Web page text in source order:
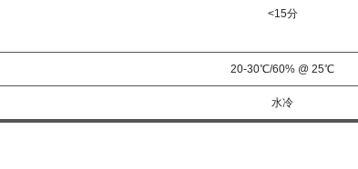
<15分
20-30℃/60% @ 25℃
水冷